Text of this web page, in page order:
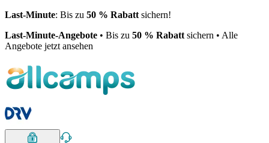
Last-Minute: Bis zu 50 % Rabatt sichern!
Last-Minute-Angebote • Bis zu 50 % Rabatt sichern • Alle
Angebote jetzt ansehen